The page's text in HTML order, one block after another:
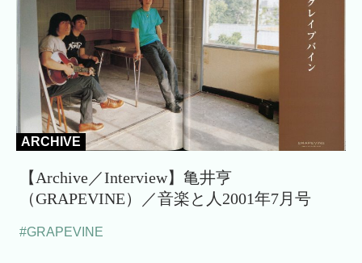
ARCHIVE
【Archive／Interview】亀井亨
（GRAPEVINE）／音楽と人2001年7月号
#GRAPEVINE